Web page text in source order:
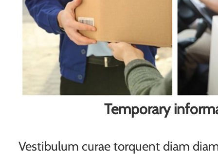
Temporary
Vestibulum curae torquent diam